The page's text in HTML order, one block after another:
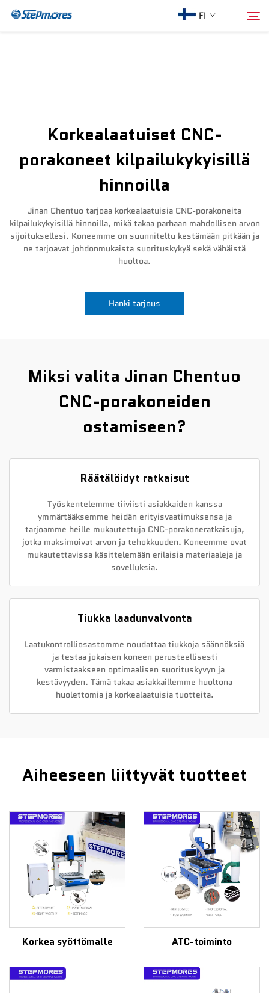
FI
Osta
Video
Korkealaatuiset CNC-
porakoneet kilpailukykyisillä
hinnoilla
Jinan Chentuo tarjoaa korkealaatuisia CNC-porakoneita
kilpailukykyisillä hinnoilla, mikä takaa parhaan mahdollisen arvon
sijoituksellesi. Koneemme on suunniteltu kestämään pitkään ja
ne tarjoavat johdonmukaista suorituskykyä sekä vähäistä
huoltoa.
Hanki tarjous
Miksi valita Jinan Chentuo
CNC-porakoneiden
ostamiseen?
Räätälöidyt ratkaisut
Työskentelemme tiiviisti asiakkaiden kanssa
ymmärtääksemme heidän erityisvaatimuksensa ja
tarjoamme heille mukautettuja CNC-porakoneratkaisuja,
jotka maksimoivat arvon ja tehokkuuden. Koneemme ovat
mukautettavissa käsittelemään erilaisia materiaaleja ja
sovelluksia.
Tiukka laadunvalvonta
Laatukontrolliosastomme noudattaa tiukkoja säännöksiä
ja testaa jokaisen koneen perusteellisesti
varmistaakseen optimaalisen suorituskyvyn ja
kestävyyden. Tämä takaa asiakkaillemme huoltona
huolettomia ja korkealaatuisia tuotteita.
Aiheeseen liittyvät tuotteet
Korkea syöttömalle ATC-toiminto